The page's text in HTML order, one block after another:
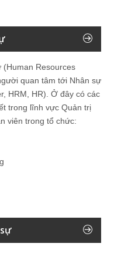
(Human Resources
quan tâm tới Nhân sự
HRM, HR). Ở đây có các
trong lĩnh vực Quản trị
viên trong tổ chức: